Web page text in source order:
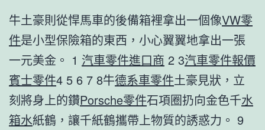
牛土豪則從悍馬車的後備箱裡拿出一個像VW零
件是小型保險箱的東西，小心翼翼地拿出一張
一元美金。 1 汽車零件進口商 2 3汽車零件報價
賓士零件4 5 6 7 8牛德系車零件土豪見狀，立
刻將身上的鑽Porsche零件石項圈扔向金色千水
箱水紙鶴，讓千紙鶴攜帶上物質的誘惑力。 9